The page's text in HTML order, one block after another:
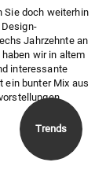
Sie doch weiterhin
Jahrzehnte an
wir in altem
interessante
ein bunter Mix aus